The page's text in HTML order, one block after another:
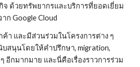
จ ด้วยทรัพยากรและบริการที่ยอดเยี่ยม
าก Google Cloud
ค้า และมีส่วนร่วมในโครงการต่าง ๆ
สนุนโดยให้คำปรึกษา, migration,
อีกมากมาย และนี่คือเรื่องราวการร่วม